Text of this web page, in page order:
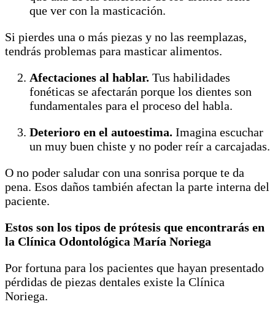
que ver con la masticación.
Si pierdes una o más piezas y no las reemplazas,
tendrás problemas para masticar alimentos.
Afectaciones al hablar. Tus habilidades
fonéticas se afectarán porque los dientes son
fundamentales para el proceso del habla.
Deterioro en el autoestima. Imagina escuchar
un muy buen chiste y no poder reír a carcajadas.
O no poder saludar con una sonrisa porque te da
pena. Esos daños también afectan la parte interna del
paciente.
Estos son los tipos de prótesis que encontrarás en
la Clínica Odontológica María Noriega
Por fortuna para los pacientes que hayan presentado
pérdidas de piezas dentales existe la Clínica
Noriega.